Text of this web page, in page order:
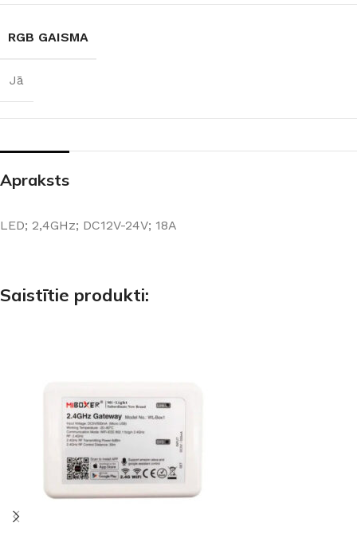
RGB GAISMA
Jā
Apraksts
LED; 2,4GHz; DC12V-24V; 18A
Saistītie produkti: